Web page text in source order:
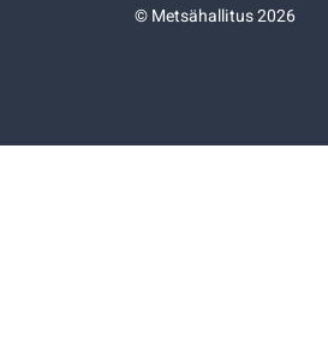
©Metsähallitus 2026